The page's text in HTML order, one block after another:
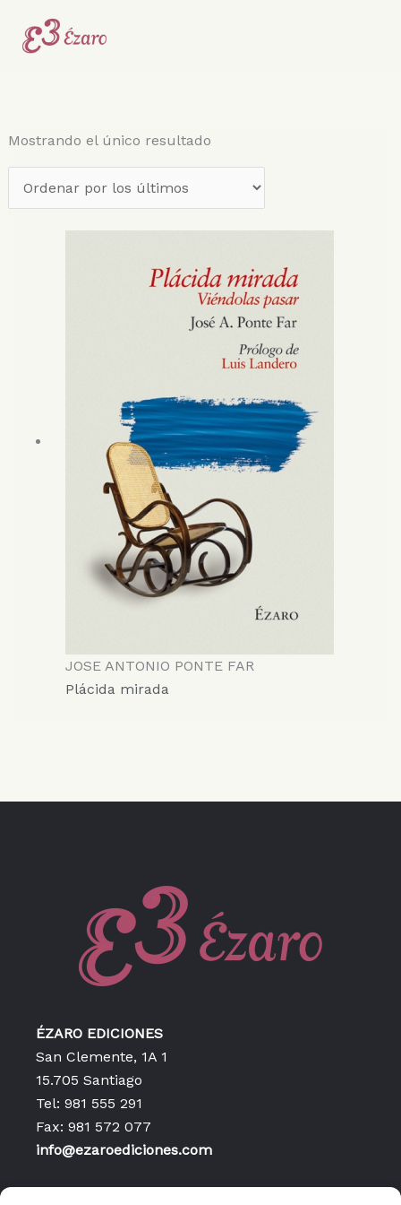
contenido
Mostrando el único resultado
JOSE ANTONIO PONTE FAR
Plácida mirada
ÉZARO EDICIONES
San Clemente, 1A 1
15.705 Santiago
Tel: 981 555 291
Fax: 981 572 077
info@ezaroediciones.com